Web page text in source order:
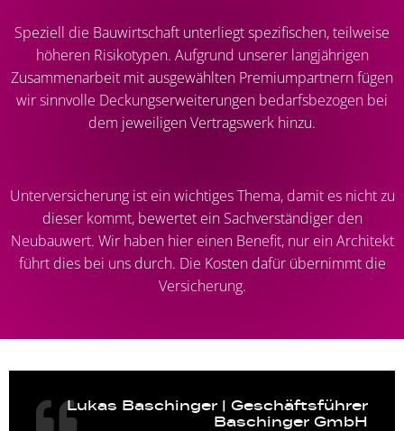
Speziell die Bauwirtschaft unterliegt spezifischen, teilweise
höheren Risikotypen. Aufgrund unserer langjährigen
Zusammenarbeit mit ausgewählten Premiumpartnern fügen
wir sinnvolle Deckungserweiterungen bedarfsbezogen bei
dem jeweiligen Vertragswerk hinzu.
Unterversicherung ist ein wichtiges Thema, damit es nicht zu
dieser kommt, bewertet ein Sachverständiger den
Neubauwert. Wir haben hier einen Benefit, nur ein Architekt
führt dies bei uns durch. Die Kosten dafür übernimmt die
Versicherung.
Lukas Baschinger | Geschäftsführer
Baschinger GmbH